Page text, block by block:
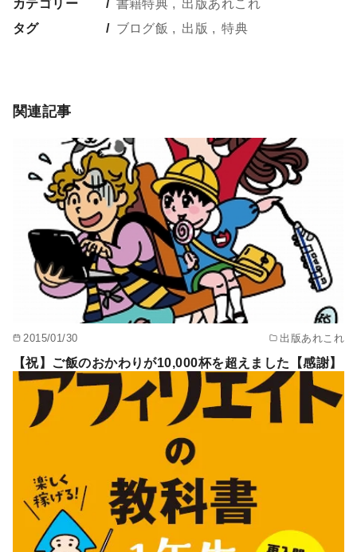
カテゴリー 書籍特典
出版あれこれ
タグ
ブログ飯 出版 特典
関連記事
2015/01/30 出版あれこれ
【祝】ご飯のおかわりが10,000杯を超えました【感謝】